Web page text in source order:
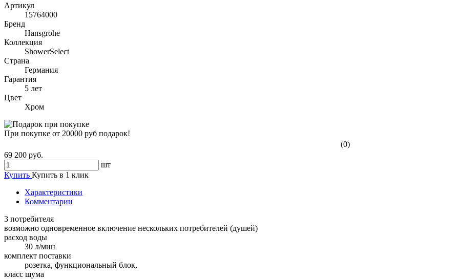
Артикул
15764000
Бренд
Hansgrohe
Коллекция
ShowerSelect
Страна
Германия
Гарантия
5 лет
Цвет
Хром
При покупке от 20000 руб подарок!
(0)
69 200 руб.
шт
Купить Купить в 1 клик
Характеристики
Комментарии
3 потребителя
возможно одновременное включение нескольких потребителей (душей)
расход воды
30 л/мин
комплект поставки
розетка, функциональный блок,
класс шума